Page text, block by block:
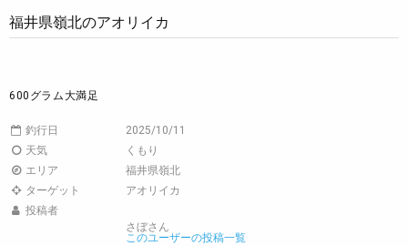
福井県嶺北のアオリイカ
600グラム大満足
釣行日
2025/10/11
天気
くもり
エリア
福井県嶺北
ターゲット
アオリイカ
投稿者
さぼさん
このユーザーの投稿一覧